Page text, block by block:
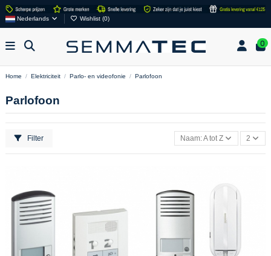
Nederlands Wishlist (0)
0
Home Elektriciteit Parlo- en videofonie Parlofoon
Parlofoon
Filter Naam: A tot Z 2